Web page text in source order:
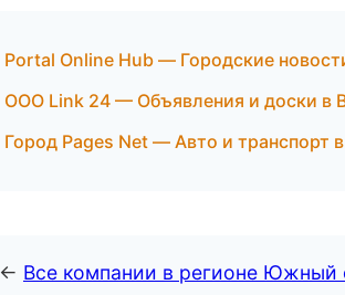
Portal Online Hub — Городские
ООО Link 24 — Объявления и доски в
Город Pages Net — Авто и транспорт
← Все компании в регионе Южный